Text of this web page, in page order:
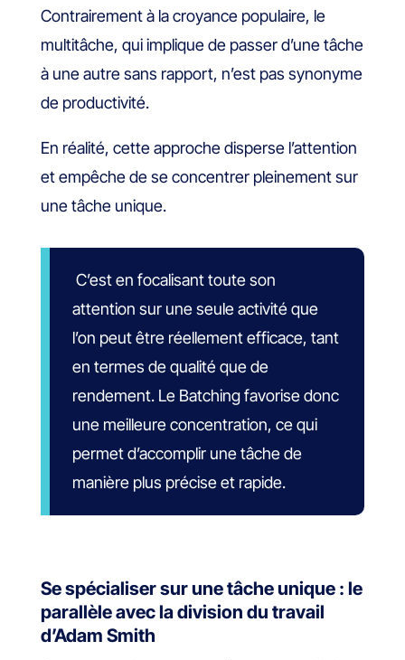
Contrairement à la croyance populaire, le
multitâche, qui implique de passer d’une tâche
à une autre sans rapport, n’est pas synonyme
de productivité.
En réalité, cette approche disperse l’attention
et empêche de se concentrer pleinement sur
une tâche unique.
C’est en focalisant toute son
attention sur une seule activité que
l’on peut être réellement efficace, tant
en termes de qualité que de
rendement. Le Batching favorise donc
une meilleure concentration, ce qui
permet d’accomplir une tâche de
manière plus précise et rapide.
Se spécialiser sur une tâche unique : le
parallèle avec la division du travail
d’Adam Smith